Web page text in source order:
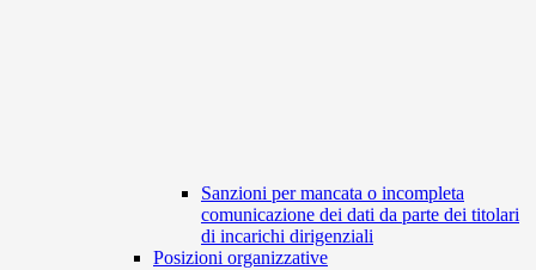
Sanzioni per mancata o incompleta
comunicazione dei dati da parte dei titolari
di incarichi dirigenziali
Posizioni organizzative